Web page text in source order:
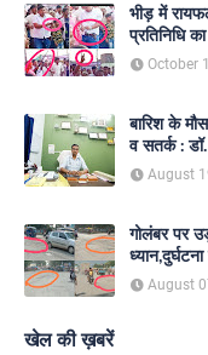
भीड़ में
प्रतिनिधि
media
October
बारिश के
व सतर्क :
August
गोलंबर पर
August
खेल की ख़बरें